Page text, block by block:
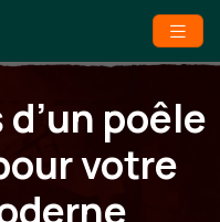
poêle
votre